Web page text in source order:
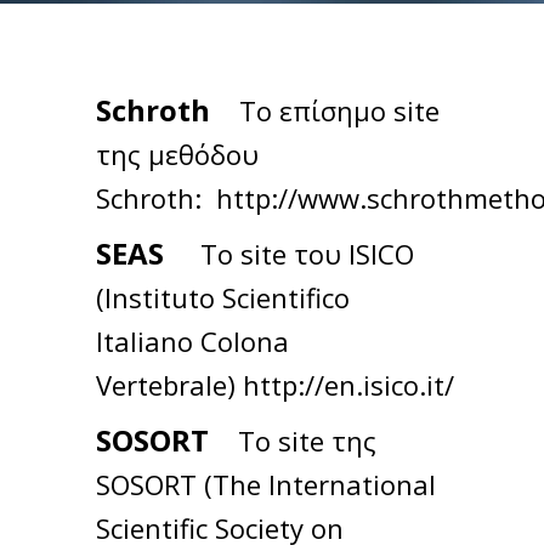
Schroth
Το επίσημο site
της μεθόδου
Schroth: http://
SEAS
Το site του ISICO
(Instituto Scientifico
Italiano Colona
Vertebrale) http://en.isico.it/
SOSORT
Το site της
SOSORT (The International
Scientific Society on